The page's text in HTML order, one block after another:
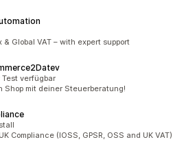
Global VAT – with expert support
Test verfügbar
Shop mit deiner Steuerberatung!
Compliance (IOSS, GPSR, OSS and UK VAT)